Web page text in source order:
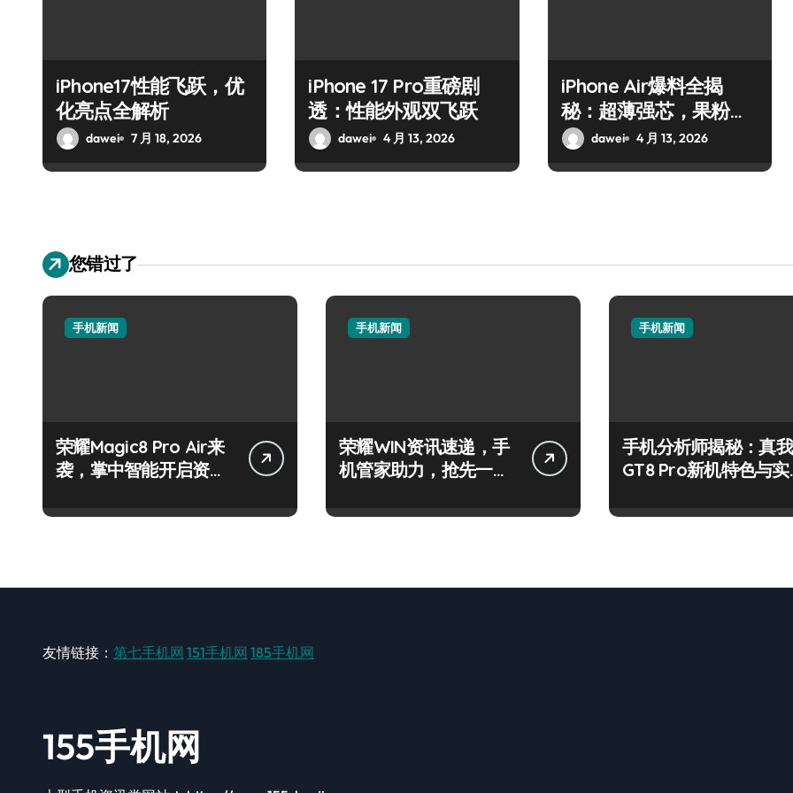
iPhone17性能飞跃，优
化亮点全解析
dawei 7 月 18, 2026
iPhone 17 Pro重磅剧
透：性能外观双飞跃
dawei 4 月 13, 2026
iPhone Air爆料全揭
秘：超薄强芯，果粉狂
喜！dawei 4 月 13, 2026
您错过了
手机新闻
荣耀Magic8 Pro Air来
袭，掌中智能开启资讯
手机新闻
荣耀WIN资讯速递，手
机管家助力，抢先一步
手机新闻
手机分析师揭秘：真我
GT8 Pro新机特色与实
友情链接： 第七手机网 151手机网 185手机网
155手机网